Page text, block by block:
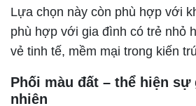
Lựa chọn này còn phù hợp với
phù hợp với gia đình có trẻ nhỏ
vẻ tinh tế, mềm mại trong kiến
Phối màu đất – thể hiện
nhiên